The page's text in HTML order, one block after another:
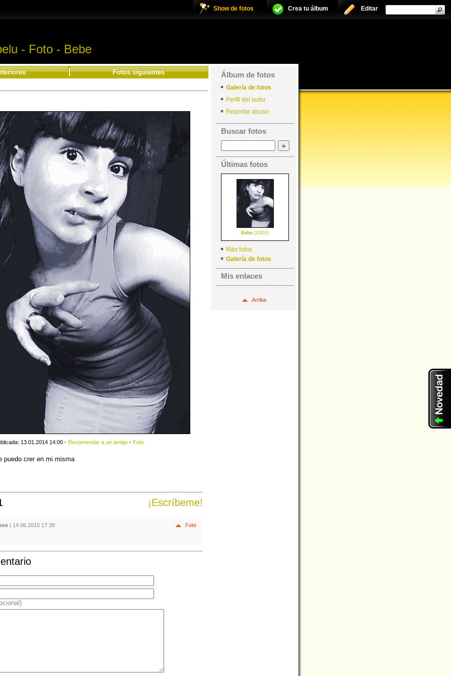
Show de fotos Crea tu álbum Editar
- Foto - Bebe
Álbum de fotos
Galería de fotos
Perfil del autor
Reportar abuso
Buscar fotos
Últimas fotos
Bebe (13/01)
Más fotos
Galería de fotos
Mis enlaces
Arriba
Fotos siguientes
13.01.2014 14:00 · Recomendar a un amigo · Foto
puedo crer en mi misma
¡Escríbeme!
Foto
| 14.06.2015 17:39